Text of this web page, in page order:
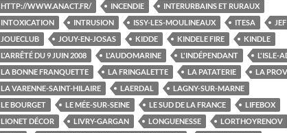
HTTP://WWW.ANACT.FR/
INCENDIE
INTERURBAINS ET RURAUX
INTOXICATION
INTRUSION ISSY-LES-MOULINEAUX ITESA
JEF
JOUECLUB
JOUY-EN-JOSAS KIDDE KINDELE FIRE
KINDLE
L'ARRÊTÉ DU 9 JUIN 2008
L'AUDOMARINE L'INDÉPENDANT
L'ISLE-
LA BONNE FRANQUETTE
LA FRINGALETTE LA PATATERIE
LA
LA VARENNE-SAINT-HILAIRE
LAERDAL
LAGNY-SUR-MARNE
LE BOURGET
LE MÉE-SUR-SEINE LE SUD DE LA FRANCE
LIFEBOX
LIONET DÉCOR
LIVRY-GARGAN LONGUENESSE
LORTHOYRENOV